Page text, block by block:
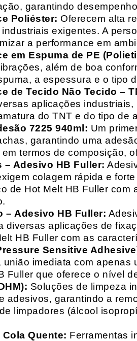
garantindo
Poliéster: Oferecem alta
exigentes. A
a performance em
em Espuma de PE
além de boa
a espessura e o tipo
de Tecido Não Tecido –
aplicações
do TNT e do tipo de
7225 940ml: Um
garantindo uma
em termos de composição,
– Adesivo HB Fuller:
colagem rápida e
de Hot Melt HB Fuller
– Adesivo HB Fuller:
diversas aplicações de
HB Fuller com as
Sensitive
união imediata com
Fuller que oferece o nível
Soluções de limpeza
adesivos, garantindo a
limpadores (álcool
Quente: Ferramentas